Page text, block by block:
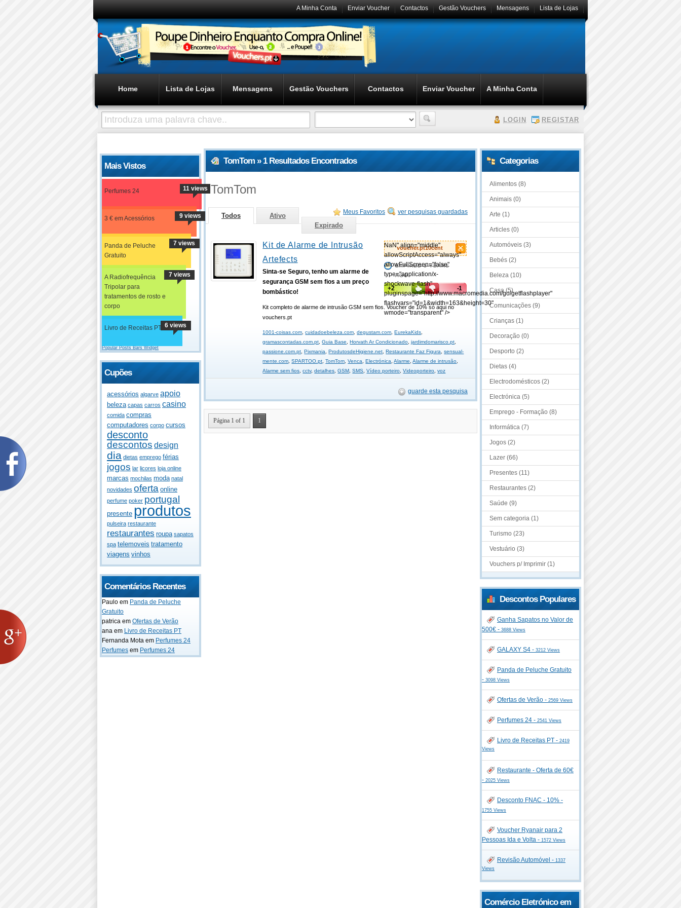
Lista de Lojas
Mensagens
Gestão Vouchers
Contactos
Enviar Voucher
A Minha Conta
Home Lista de Lojas Mensagens Gestão Vouchers Contactos Enviar Voucher A Minha Conta
LOGIN REGISTAR
Mais Vistos
Perfumes 24 11 views
3 € em Acessórios 9 views
Panda de Peluche
Gratuito
7 views
A Radiofrequência
Tripolar para
tratamentos de rosto e
corpo
7 views
Livro de Receitas PT 6 views
Popular Posts Bars Widget
Cupões
acessórios algarve apoio
beleza capas carros casino
comida compras
computadores corpo cursos
desconto
descontos design
dia dietas emprego férias
jogos lar licores loja online
marcas mochilas moda natal
novidades oferta online
perfume poker portugal
presente produtos
pulseira restaurante
restaurantes roupa sapatos
spa telemoveis tratamento
viagens vinhos
Comentários Recentes
Paulo em Panda de Peluche
Gratuito
patrica em Ofertas de Verão
ana em Livro de Receitas PT
Fernanda Mota em Perfumes 24
Perfumes em Perfumes 24
TomTom » 1 Resultados Encontrados
TomTom
ver pesquisas guardadas
Meus Favoritos
Todos
Ativo
Expirado
voucher.pt10cent
NaN" align="middle"
allowScriptAccess="always"
allowFullScreen="false"
type="application/x-
shockwave-flash"
pluginspage="http://www.macromedia.com/go/getflashplayer"
flashvars="id=1&width=163&height=30"
wmode="transparent" />
EXPIRED 3 YEARS
AGO
+2 -1
Kit de Alarme de Intrusão
Artefects
Sinta-se Seguro, tenho um alarme de
segurança GSM sem fios a um preço
bombástico!
Kit completo de alarme de intrusão GSM sem fios. Voucher de 10% só aqui no
vouchers.pt
1001-coisas.com ,cuidadoebeleza.com ,degustam.com ,EurekaKids
gramascontadas.com.pt ,Guia Base ,Horvath Ar Condicionado ,jardimdomarisco.pt
passione.com.pt ,Pixmania ,ProdutosdeHigiene.net ,Restaurante Faz Figura ,sensual-
mente.com ,SPARTOO.pt ,TomTom ,Venca ,Electrónica ,Alarme ,Alarme de intrusão
Alarme sem fios ,cctv,detalhes ,GSM ,SMS ,Vídeo porteiro ,Videoporteiro ,voz
guarde esta pesquisa
Página 1 of 1 1
Categorias
Alimentos (8)
Animais (0)
Arte (1)
Articles (0)
Automóveis (3)
Bebés (2)
Beleza (10)
Casa (5)
Comunicações (9)
Crianças (1)
Decoração (0)
Desporto (2)
Dietas (4)
Electrodomésticos (2)
Electrónica (5)
Emprego - Formação (8)
Informática (7)
Jogos (2)
Lazer (66)
Presentes (11)
Restaurantes (2)
Saúde (9)
Sem categoria (1)
Turismo (23)
Vestuário (3)
Vouchers p/ Imprimir (1)
Descontos Populares
Ganha Sapatos no Valor de
500€ - 3688 Views
GALAXY S4 - 3212 Views
Panda de Peluche Gratuito
- 3098 Views
Ofertas de Verão - 2569 Views
Perfumes 24 - 2541 Views
Livro de Receitas PT - 2419
Views
Restaurante - Oferta de 60€
- 2025 Views
Desconto FNAC - 10% -
1755 Views
Voucher Ryanair para 2
Pessoas Ida e Volta - 1572 Views
Revisão Automóvel - 1337
Views
Comércio Eletrónico em